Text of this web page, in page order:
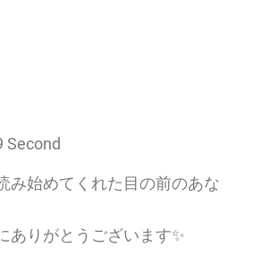
Second
み始めてくれた目の前のあな
ありがとうございます✨